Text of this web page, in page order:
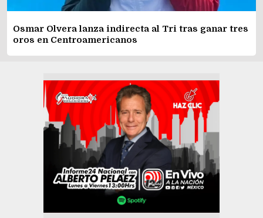
Osmar Olvera lanza indirecta al Tri tras ganar tres
oros en Centroamericanos